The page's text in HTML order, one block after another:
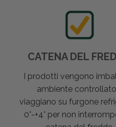
CATENA DEL
I prodotti vengono
ambiente
viaggiano su furgone
0°-+4° per non